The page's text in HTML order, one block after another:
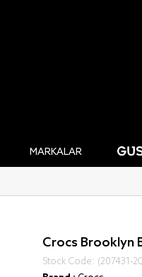
MARKALAR
Crocs Brooklyn
Stock Code
(207431-